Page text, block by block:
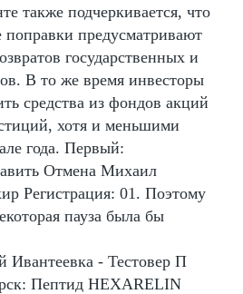
также подчеркивается, что
поправки предусматривают
государственных и
В то же время инвесторы
средства из фондов акций
хотя и меньшими
года. Первый:
Отмена Михаил
Регистрация: 01. Поэтому
пауза была бы
Ивантеевка - Тестовер П
Пептид HEXARELIN